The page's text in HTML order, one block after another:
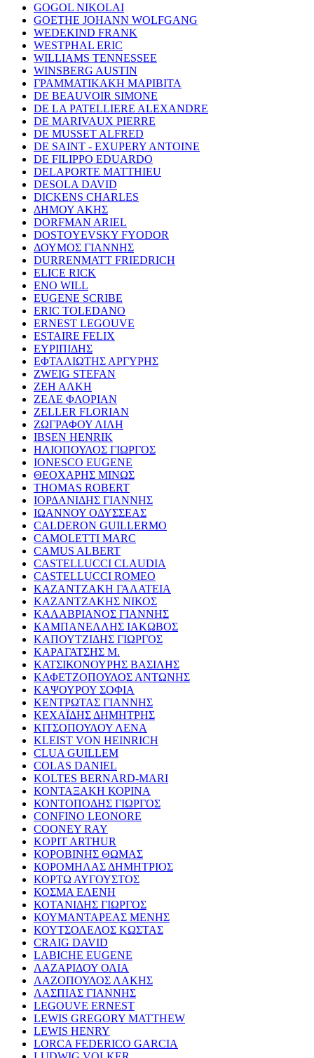
GOGOL NIKOLAI
GOETHE JOHANN WOLFGANG
WEDEKIND FRANK
WESTPHAL ERIC
WILLIAMS TENNESSEE
WINSBERG AUSTIN
ΓΡΑΜΜΑΤΙΚΑΚΗ ΜΑΡΙΒΙΤΑ
DE BEAUVOIR SIMONE
DE LA PATELLIERE ALEXANDRE
DE MARIVAUX PIERRE
DE MUSSET ALFRED
DE SAINT - EXUPERY ANTOINE
DE FILIPPO EDUARDO
DELAPORTE MATTHIEU
DESOLA DAVID
DICKENS CHARLES
ΔΗΜΟΥ ΑΚΗΣ
DORFMAN ARIEL
DOSTOYEVSKY FYODOR
ΔΟΥΜΟΣ ΓΙΑΝΝΗΣ
DURRENMATT FRIEDRICH
ELICE RICK
ENO WILL
EUGENE SCRIBE
ERIC TOLEDANO
ERNEST LEGOUVE
ESTAIRE FELIX
ΕΥΡΙΠΙΔΗΣ
ΕΦΤΑΛΙΩΤΗΣ ΑΡΓΥΡΗΣ
ZWEIG STEFAN
ΖΕΗ ΑΛΚΗ
ΖΕΛΕ ΦΛΟΡΙΑΝ
ZELLER FLORIAN
ΖΩΓΡΑΦΟΥ ΛΙΛΗ
IBSEN HENRIK
ΗΛΙΟΠΟΥΛΟΣ ΓΙΩΡΓΟΣ
IONESCO EUGENE
ΘΕΟΧΑΡΗΣ ΜΙΝΩΣ
THOMAS ROBERT
ΙΟΡΔΑΝΙΔΗΣ ΓΙΑΝΝΗΣ
ΙΩΑΝΝΟΥ ΟΔΥΣΣΕΑΣ
CALDERON GUILLERMO
CAMOLETTI MARC
CAMUS ALBERT
CASTELLUCCI CLAUDIA
CASTELLUCCI ROMEO
ΚΑΖΑΝΤΖΑΚΗ ΓΑΛΑΤΕΙΑ
ΚΑΖΑΝΤΖΑΚΗΣ ΝΙΚΟΣ
ΚΑΛΑΒΡΙΑΝΟΣ ΓΙΑΝΝΗΣ
ΚΑΜΠΑΝΕΛΛΗΣ ΙΑΚΩΒΟΣ
ΚΑΠΟΥΤΖΙΔΗΣ ΓΙΩΡΓΟΣ
ΚΑΡΑΓΑΤΣΗΣ Μ.
ΚΑΤΣΙΚΟΝΟΥΡΗΣ ΒΑΣΙΛΗΣ
ΚΑΦΕΤΖΟΠΟΥΛΟΣ ΑΝΤΩΝΗΣ
ΚΑΨΟΥΡΟΥ ΣΟΦΙΑ
ΚΕΝΤΡΩΤΑΣ ΓΙΑΝΝΗΣ
ΚΕΧΑΪΔΗΣ ΔΗΜΗΤΡΗΣ
ΚΙΤΣΟΠΟΥΛΟΥ ΛΕΝΑ
KLEIST VON HEINRICH
CLUA GUILLEM
COLAS DANIEL
KOLTES BERNARD-MARI
ΚΟΝΤΑΞΑΚΗ ΚΟΡΙΝΑ
ΚΟΝΤΟΠΟΔΗΣ ΓΙΩΡΓΟΣ
CONFINO LEONORE
COONEY RAY
KOPIT ARTHUR
ΚΟΡΟΒΙΝΗΣ ΘΩΜΑΣ
ΚΟΡΟΜΗΛΑΣ ΔΗΜΗΤΡΙΟΣ
ΚΟΡΤΩ ΑΥΓΟΥΣΤΟΣ
ΚΟΣΜΑ ΕΛΕΝΗ
ΚΟΤΑΝΙΔΗΣ ΓΙΩΡΓΟΣ
ΚΟΥΜΑΝΤΑΡΕΑΣ ΜΕΝΗΣ
ΚΟΥΤΣΟΛΕΛΟΣ ΚΩΣΤΑΣ
CRAIG DAVID
LABICHE EUGENE
ΛΑΖΑΡΙΔΟΥ ΟΛΙΑ
ΛΑΖΟΠΟΥΛΟΣ ΛΑΚΗΣ
ΛΑΣΠΙΑΣ ΓΙΑΝΝΗΣ
LEGOUVE ERNEST
LEWIS GREGORY MATTHEW
LEWIS HENRY
LORCA FEDERICO GARCIA